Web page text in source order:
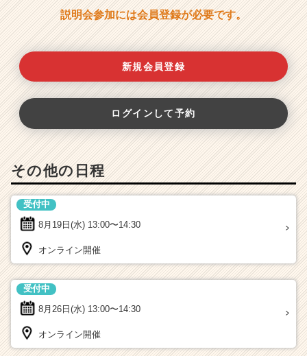
説明会参加には会員登録が必要です。
新規会員登録
ログインして予約
その他の日程
8月19日(水) 13:00〜14:30
受付中
オンライン開催
8月26日(水) 13:00〜14:30
受付中
オンライン開催